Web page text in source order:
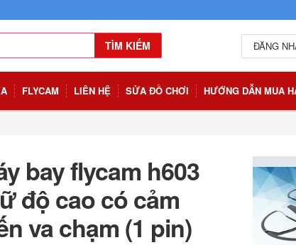
TÌM KIẾM ĐĂNG
FLYCAM LIÊN HỆ SỬA ĐỒ CHƠI HƯỚNG DẪN MUA
bay flycam h603
độ cao có cảm
va chạm (1 pin)